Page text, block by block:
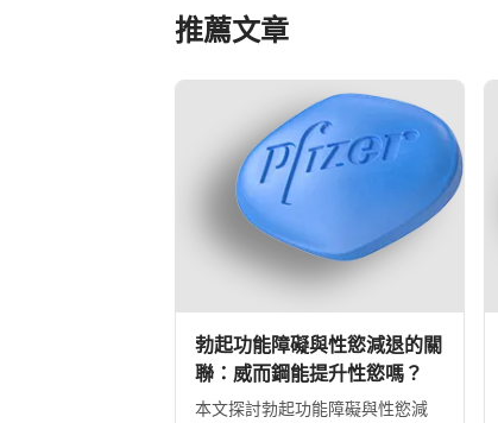
推薦文章
勃起功能障礙與性慾減退的關
聯：威而鋼能提升性慾嗎？
本文探討勃起功能障礙與性慾減